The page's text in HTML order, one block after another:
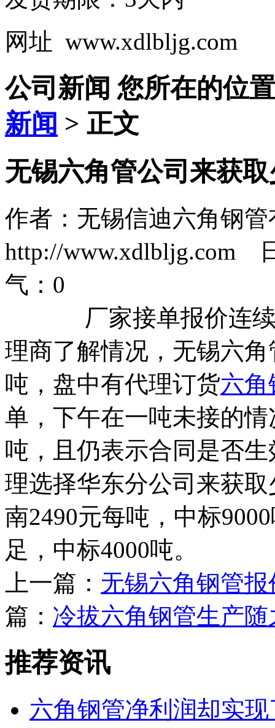
网址 www.xdlbljg.com
公司新闻 您所在的位
新闻 > 正文
无锡六角管公司来获
作者：无锡信迪六角钢
http://www.xdlbljg.com
气： 0
厂家接单报价连续拉
理商了解情况，无锡六
吨，盘中有代理订货六角
单，下午在一吨未接的
吨，且仍表示合同是否
理选择华东分公司来获
南2490元每吨，中标
足，中标4000吨。
上一篇： 无锡六角钢管
篇： 冷拔六角钢管生产
推荐资讯
六角钢管净利润却实